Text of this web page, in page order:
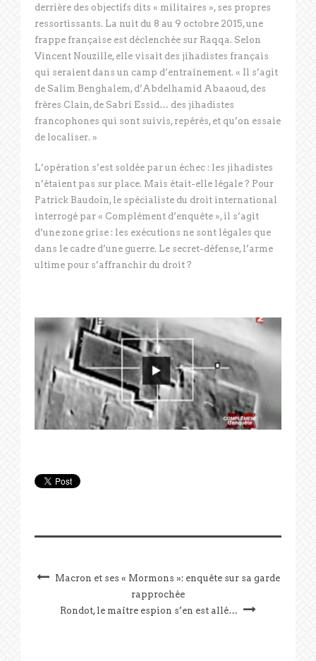
derrière des objectifs dits « militaires », ses propres
ressortissants. La nuit du 8 au 9 octobre 2015, une
frappe française est déclenchée sur Raqqa. Selon
Vincent Nouzille, elle visait des jihadistes français
qui seraient dans un camp d’entraînement. « Il s’agit
de Salim Benghalem, d’Abdelhamid Abaaoud, des
frères Clain, de Sabri Essid… des jihadistes
francophones qui sont suivis, repérés, et qu’on essaie
de localiser. »
L’opération s’est soldée par un échec : les jihadistes
n’étaient pas sur place. Mais était-elle légale ? Pour
Patrick Baudoin, le spécialiste du droit international
interrogé par « Complément d’enquête », il s’agit
d’une zone grise : les exécutions ne sont légales que
dans le cadre d’une guerre. Le secret-défense, l’arme
ultime pour s’affranchir du droit ?
Macron et ses « Mormons »: enquête sur sa garde
rapprochée
Rondot, le maître espion s’en est allé…